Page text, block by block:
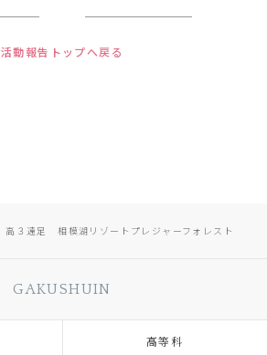
高３遠足 相模湖リゾートプレジャーフォレスト
活動報告トップへ戻る
GAKUSHUIN
高等科